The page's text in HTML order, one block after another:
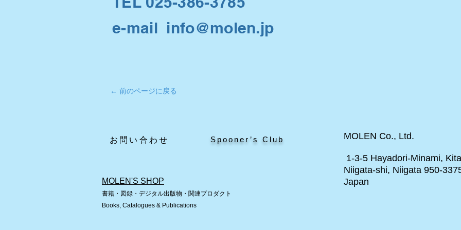
e-mail info@molen.jp
← 前のページに戻る
​お問い合わせ Spooner’s Club
MOLEN'S SHOP
書籍・図録・デジタル出版物・関連プロダクト
Books, Catalogues & Publications
MOLEN Co., Ltd.
1-3-5 Hayadori-Minami,
Niigata-shi, Niigata 950-
Japan